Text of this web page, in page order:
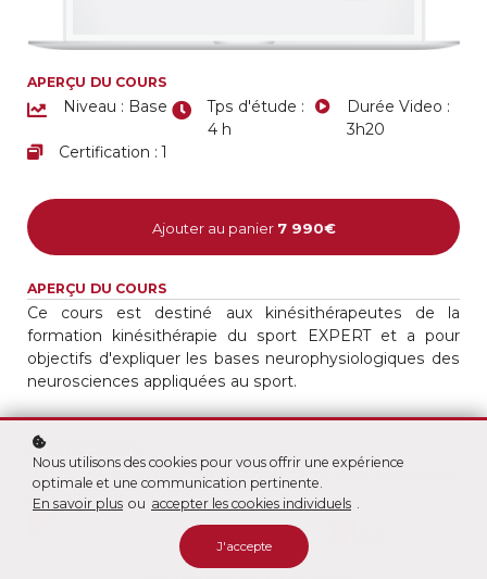
APERÇU DU COURS
Niveau : Base
Tps d'étude :
4 h
Durée Video :
3h20
Certification : 1
Ajouter au panier 7 990€
APERÇU DU COURS
Ce cours est destiné aux kinésithérapeutes de la
formation kinésithérapie du sport EXPERT et a pour
objectifs d'expliquer les bases neurophysiologiques des
neurosciences appliquées au sport.
CERTIFICATION
Pour accéder à l'examen pratique, cette certification doit
être obtenue.
Nous utilisons des cookies pour vous offrir une expérience
optimale et une communication pertinente.
En savoir plus ou accepter les cookies individuels .
J'accepte